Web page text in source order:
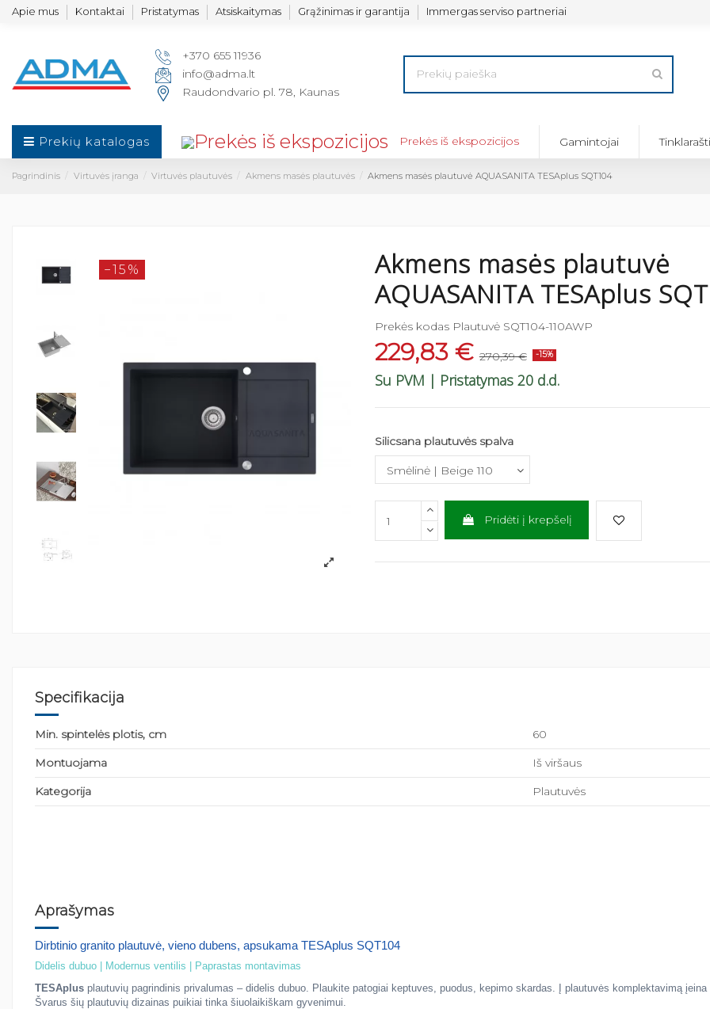
Apie mus Kontaktai Pristatymas Atsiskaitymas Grąžinimas ir garantija Immergas serviso partneriai
+370 655 11936
info@adma.lt
Raudondvario pl. 78, Kaunas
Prekių katalogas Prekės iš ekspozicijos Gamintojai
Pagrindinis Virtuvės įranga Virtuvės plautuvės Akmens masės plautuvės Akmens masės plautuvė AQUASANITA TESAplus SQT104
−15%
Akmens masės plautuvė
AQUASANITA TESAplus
Prekės kodas Plautuvė SQT104-110AWP
229,83 € 270,39 € -15%
Su PVM | Pristatymas 20 d.d.
Silicsana plautuvės spalva
Pridėti į krepšelį
Specifikacija
Min. spintelės plotis, cm
60
Montuojama
Iš viršaus
Kategorija
Plautuvės
Aprašymas
Dirbtinio granito plautuvė, vieno dubens, apsukama TESAplus SQT104
Didelis dubuo | Modernus ventilis | Paprastas montavimas
TESAplus plautuvių pagrindinis privalumas – didelis dubuo. Plaukite patogiai keptuves, puodus, kepimo skardas. Į plautuvės komplektavimą
Švarus šių plautuvių dizainas puikiai tinka šiuolaikiškam gyvenimui.